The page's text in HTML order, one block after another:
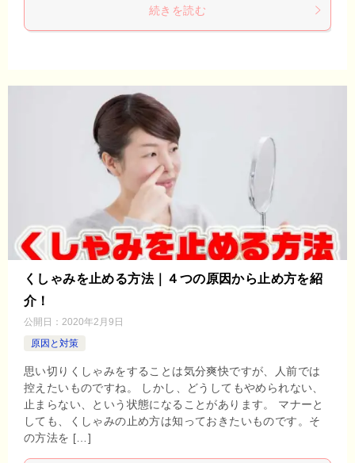
続きを読む
くしゃみを止める方法｜４つの原因から止め方を紹
介！
公開日： 2020年2月9日
原因と対策
思い切りくしゃみをすることは気分爽快ですが、人前では
控えたいものですね。 しかし、どうしてもやめられない、
止まらない、という状態になることがあります。 マナーと
しても、くしゃみの止め方は知っておきたいものです。そ
の方法を […]